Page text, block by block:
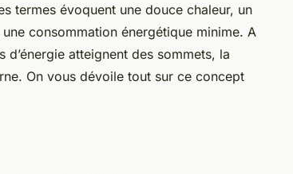
termes évoquent une douce chaleur, un
consommation énergétique minime. A
d’énergie atteignent des sommets, la
On vous dévoile tout sur ce concept